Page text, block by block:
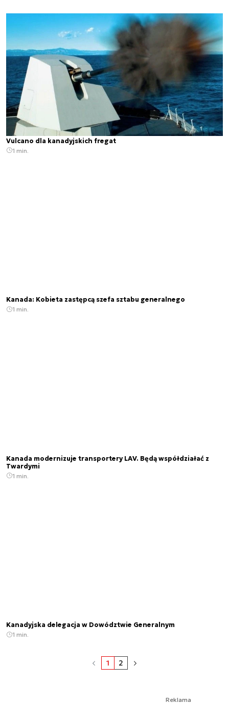
Vulcano dla kanadyjskich fregat
1 min.
Kanada: Kobieta zastępcą szefa sztabu generalnego
1 min.
Kanada modernizuje transportery LAV. Będą współdziałać z
Twardymi
1 min.
Kanadyjska delegacja w Dowództwie Generalnym
1 min.
1 2
Reklama